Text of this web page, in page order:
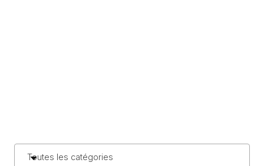
Toutes les catégories